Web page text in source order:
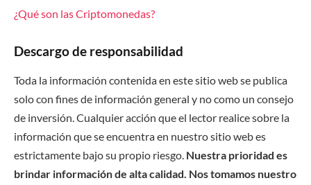
¿Qué son las Criptomonedas?
Descargo de responsabilidad
Toda la información contenida en este sitio web se publica
solo con fines de información general y no como un consejo
de inversión. Cualquier acción que el lector realice sobre la
información que se encuentra en nuestro sitio web es
estrictamente bajo su propio riesgo. Nuestra prioridad es
brindar información de alta calidad. Nos tomamos nuestro